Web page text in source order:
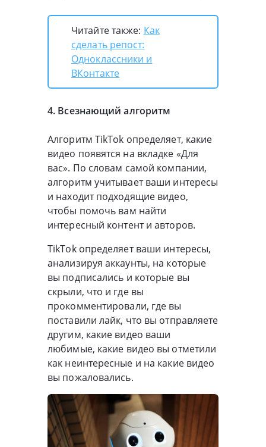
Читайте также: Как
сделать репост:
Одноклассники и
ВКонтакте
4. Всезнающий алгоритм
Алгоритм TikTok определяет, какие
видео появятся на вкладке «Для
вас». По словам самой компании,
алгоритм учитывает ваши интересы
и находит подходящие видео,
чтобы помочь вам найти
интересный контент и авторов.
TikTok определяет ваши интересы,
анализируя аккаунты, на которые
вы подписались и которые вы
скрыли, что и где вы
прокомментировали, где вы
поставили лайк, что вы отправляете
другим, какие видео ваши
любимые, какие видео вы отметили
как неинтересные и на какие видео
вы пожаловались.